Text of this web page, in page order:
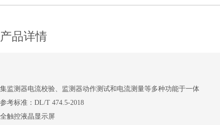
产品详情
集监测器电流校验、监测器动作测试和电流测量等多种功能于一体
参考标准：DL/T 474.5-2018
全触控液晶显示屏